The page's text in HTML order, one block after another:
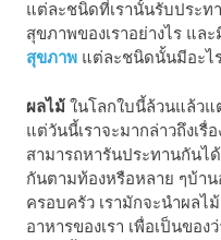
แต่ละชนิดที่เรานั้นรับประท
สุขภาพของเราอย่างไร แล
สุขภาพ แต่ละชนิดนั้นมีอะไ
ผลไม้ ในโลกใบนี้ล้วนแล้ว
แต่วันนี้เราจะมากล่าวถึงเรื่อ
สามารถหารันประทานกันไ
กันตามท้องหรือหลาย ๆบ้า
ครอบครัว เรามักจะนำผลไ
อาหารของเรา เพื่อเป็นขอ